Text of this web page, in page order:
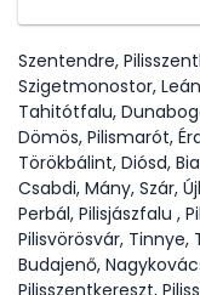
Szentendre,
Szigetmonostor,
Tahitótfalu,
Dömös, Pilismarót,
Törökbálint, Diósd,
Csabdi, Mány, Szár,
Perbál, Pilisjászfalu ,
Pilisvörösvár, Tinnye,
Budajenő,
Pilisszentkereszt,